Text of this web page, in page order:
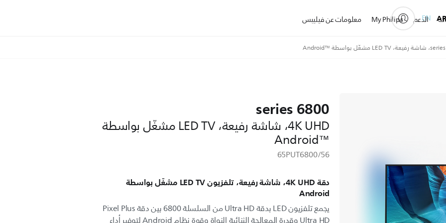
الدعم My Philips معلومات عن فيليبس EN
6800 series
4K UHD، شاشة رفيعة، LED TV مشغّل بواسطة
Android™‎
65PUT6800/56
دقة 4K UHD، شاشة رفيعة، تلفزيون LED TV مشغّل بواسطة
Android
يجمع تلفزيون LED بدقة Ultra HD من السلسلة 6800 بين دقة Pixel Plus